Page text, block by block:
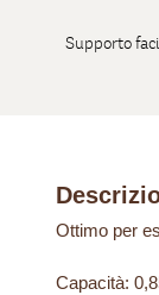
Supporto
Ottimo per
Capacità: